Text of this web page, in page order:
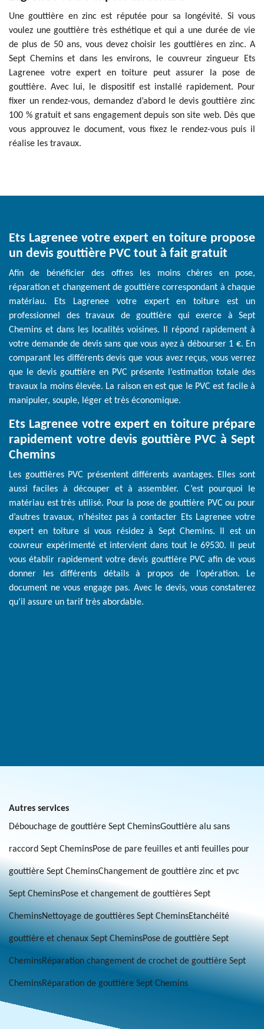
Une gouttière en zinc est réputée pour sa longévité. Si vous
voulez une gouttière très esthétique et qui a une durée de vie
de plus de 50 ans, vous devez choisir les gouttières en zinc. A
Sept Chemins et dans les environs, le couvreur zingueur Ets
Lagrenee votre expert en toiture peut assurer la pose de
gouttière. Avec lui, le dispositif est installé rapidement. Pour
fixer un rendez-vous, demandez d’abord le devis gouttière zinc
100 % gratuit et sans engagement depuis son site web. Dès que
vous approuvez le document, vous fixez le rendez-vous puis il
réalise les travaux.
Ets Lagrenee votre expert en toiture propose
un devis gouttière PVC tout à fait gratuit
Afin de bénéficier des offres les moins chères en pose,
réparation et changement de gouttière correspondant à chaque
matériau. Ets Lagrenee votre expert en toiture est un
professionnel des travaux de gouttière qui exerce à Sept
Chemins et dans les localités voisines. Il répond rapidement à
votre demande de devis sans que vous ayez à débourser 1 €. En
comparant les différents devis que vous avez reçus, vous verrez
que le devis gouttière en PVC présente l’estimation totale des
travaux la moins élevée. La raison en est que le PVC est facile à
manipuler, souple, léger et très économique.
Ets Lagrenee votre expert en toiture prépare
rapidement votre devis gouttière PVC à Sept
Chemins
Les gouttières PVC présentent différents avantages. Elles sont
aussi faciles à découper et à assembler. C’est pourquoi le
matériau est très utilisé. Pour la pose de gouttière PVC ou pour
d’autres travaux, n’hésitez pas à contacter Ets Lagrenee votre
expert en toiture si vous résidez à Sept Chemins. Il est un
couvreur expérimenté et intervient dans tout le 69530. Il peut
vous établir rapidement votre devis gouttière PVC afin de vous
donner les différents détails à propos de l’opération. Le
document ne vous engage pas. Avec le devis, vous constaterez
qu’il assure un tarif très abordable.
Autres services
Débouchage de gouttière Sept CheminsGouttière alu sans
raccord Sept CheminsPose de pare feuilles et anti feuilles pour
gouttière Sept CheminsChangement de gouttière zinc et pvc
Sept CheminsPose et changement de gouttières Sept
CheminsNettoyage de gouttières Sept CheminsEtanchéité
gouttière et chenaux Sept CheminsPose de gouttière Sept
CheminsRéparation changement de crochet de gouttière Sept
CheminsRéparation de gouttière Sept Chemins